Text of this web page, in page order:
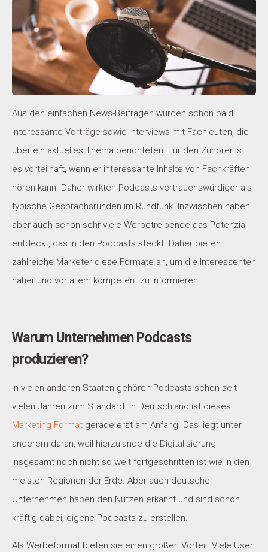
Aus den einfachen News-Beiträgen wurden schon bald
interessante Vorträge sowie Interviews mit Fachleuten, die
über ein aktuelles Thema berichteten. Für den Zuhörer ist
es vorteilhaft, wenn er interessante Inhalte von Fachkräften
hören kann. Daher wirkten Podcasts vertrauenswürdiger als
typische Gesprächsrunden im Rundfunk. Inzwischen haben
aber auch schon sehr viele Werbetreibende das Potenzial
entdeckt, das in den Podcasts steckt. Daher bieten
zahlreiche Marketer diese Formate an, um die Interessenten
näher und vor allem kompetent zu informieren.
Warum Unternehmen Podcasts
produzieren?
In vielen anderen Staaten gehören Podcasts schon seit
vielen Jahren zum Standard. In Deutschland ist dieses
Marketing Format gerade erst am Anfang. Das liegt unter
anderem daran, weil hierzulande die Digitalisierung
insgesamt noch nicht so weit fortgeschritten ist wie in den
meisten Regionen der Erde. Aber auch deutsche
Unternehmen haben den Nutzen erkannt und sind schon
kräftig dabei, eigene Podcasts zu erstellen.
Als Werbeformat bieten sie einen großen Vorteil. Viele User